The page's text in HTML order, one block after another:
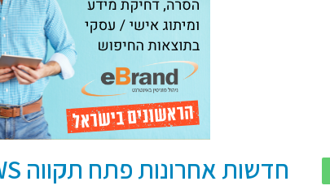
חדשות אחרונות פתח תקווה NEWS